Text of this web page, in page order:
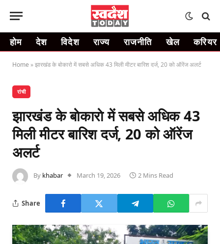
होम देश विदेश राज्य राजनीति खेल करियर
Home »झारखंड के बाेकाराे में सबसे अधिक 43 मिली मीटर बारिश दर्ज, 20 को ऑरेंज अलर्ट
रांची
झारखंड के बाेकाराे में सबसे अधिक 43
मिली मीटर बारिश दर्ज, 20 को ऑरेंज
अलर्ट
By khabar March 19, 2026 2 Mins Read
Share